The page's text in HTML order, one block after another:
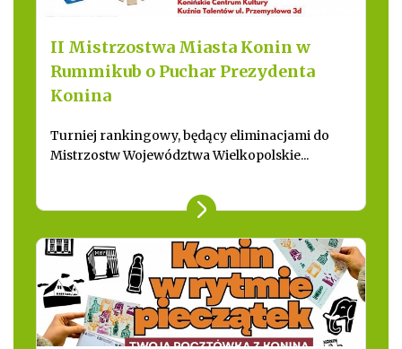
II Mistrzostwa Miasta Konin w
Rummikub o Puchar Prezydenta
Konina
Turniej rankingowy, będący eliminacjami do
Mistrzostw Województwa Wielkopolskie...